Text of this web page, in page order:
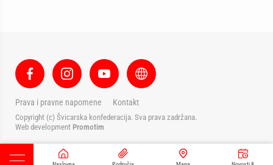
Prava i pravne napomene Kontakt
Copyright (c) Švicarska konfederacija. Sva prava zadržana.
Web development Promotim